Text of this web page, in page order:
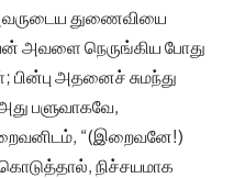
துணைவியை
அவளை நெருங்கிய போது
அதனைச் சுமந்து
பளுவாகவே,
“(இறைவனே!)
நிச்சயமாக